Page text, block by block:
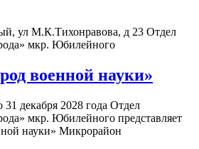
ул М.К.Тихонравова, д 23 Отдел
мкр. Юбилейного
военной науки»
31 декабря 2028 года Отдел
мкр. Юбилейного представляет
науки» Микрорайон